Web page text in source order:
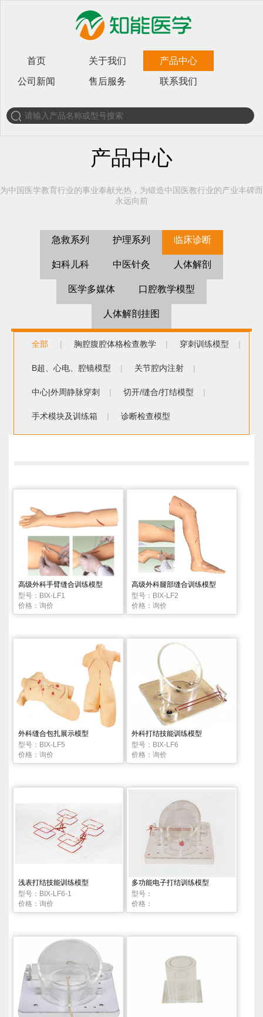
首页 关于我们 产品中心
公司新闻 售后服务 联系我们
产品中心
为中国医学教育行业的事业奉献光热，为锻造中国医教行业的产业丰碑而
永远向前
急救系列 护理系列 临床诊断
妇科儿科 中医针灸 人体解剖
医学多媒体 口腔教学模型
人体解剖挂图
全部 | 胸腔腹腔体格检查教学 | 穿刺训练模型 |
B超、心电、腔镜模型 | 关节腔内注射 |
中心|外周静脉穿刺 | 切开/缝合/打结模型 |
手术模块及训练箱 | 诊断检查模型
高级外科手臂缝合训练模型
型号：BIX-LF1
价格：询价
高级外科腿部缝合训练模型
型号：BIX-LF2
价格：询价
外科缝合包扎展示模型
型号：BIX-LF5
价格：询价
外科打结技能训练模型
型号：BIX-LF6
价格：询价
浅表打结技能训练模型
型号：BIX-LF6-1
价格：询价
多功能电子打结训练模型
型号：
价格：